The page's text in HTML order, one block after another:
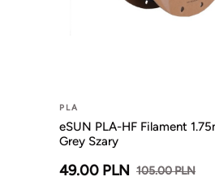
PLA
eSUN PLA-HF Filament
Grey Szary
49.00 PLN 105.00 PLN